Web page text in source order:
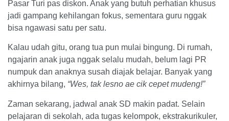
Pasar Turi pas diskon. Anak yang butuh perhatian khusus
jadi gampang kehilangan fokus, sementara guru nggak
bisa ngawasi satu per satu.
Kalau udah gitu, orang tua pun mulai bingung. Di rumah,
ngajarin anak juga nggak selalu mudah, belum lagi PR
numpuk dan anaknya susah diajak belajar. Banyak yang
akhirnya bilang, “Wes, tak lesno ae cik cepet mudeng!”
Zaman sekarang, jadwal anak SD makin padat. Selain
pelajaran di sekolah, ada tugas kelompok, ekstrakurikuler,